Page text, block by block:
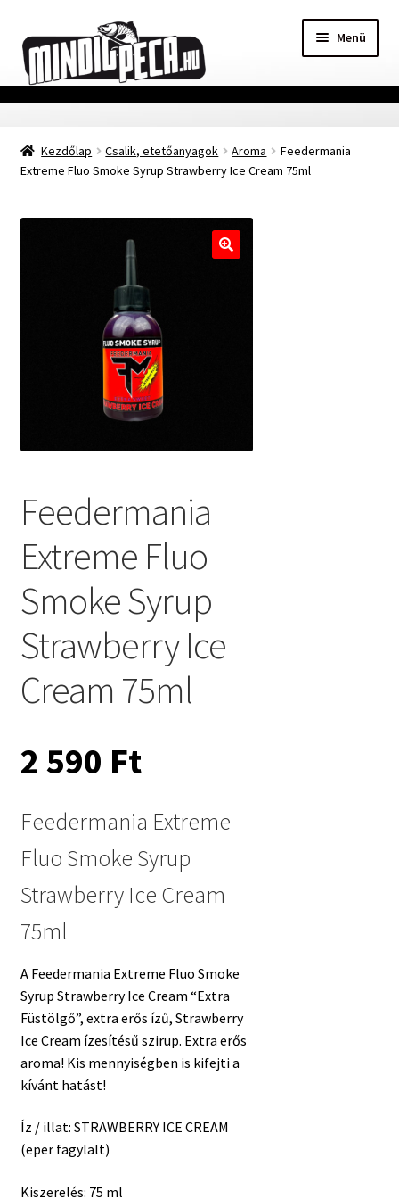
a
navigációhoz
a
tartalomba
Menü
Főoldal
Adatvédelmi nyilatkozat
Szállítási Információ
Mohosz Versenynaptár 2025
Kezdőlap Csalik, etetőanyagok Aroma
Feedermania
Extreme Fluo Smoke Syrup Strawberry Ice Cream 75ml
Feedermania
Extreme Fluo
Smoke Syrup
Strawberry Ice
Cream 75ml
2 590 Ft
Feedermania Extreme
Fluo Smoke Syrup
Strawberry Ice Cream
75ml
A Feedermania Extreme Fluo Smoke
Syrup Strawberry Ice Cream “Extra
Füstölgő”, extra erős ízű, Strawberry
Ice Cream ízesítésű szirup. Extra erős
aroma! Kis mennyiségben is kifejti a
kívánt hatást!
Íz / illat: STRAWBERRY ICE CREAM
(eper fagylalt)
Kiszerelés: 75 ml